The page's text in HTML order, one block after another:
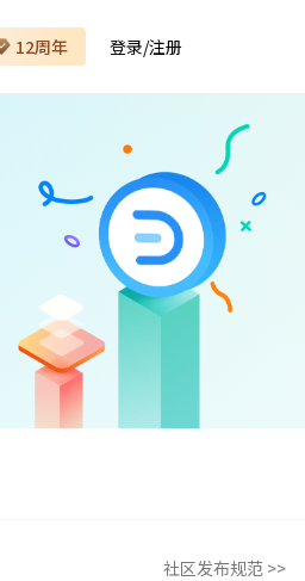
12周年 登录/注册
社区发布规范 >>